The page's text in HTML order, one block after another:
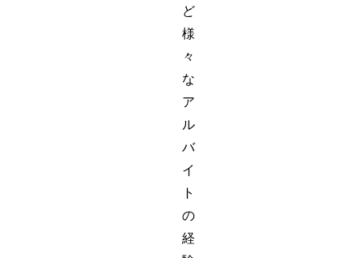
ど
様
々
な
ア
ル
バ
イ
ト
の
経